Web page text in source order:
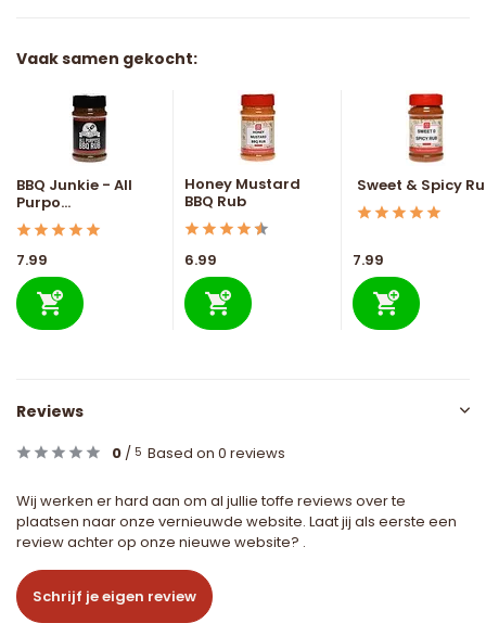
Vaak samen gekocht:
BBQ Junkie - All
Purpo...
7.99
Honey Mustard
BBQ Rub
6.99
Sweet & Spicy
7.99
Reviews
0 / 5 Based on 0 reviews
Wij werken er hard aan om al jullie toffe reviews over te
plaatsen naar onze vernieuwde website. Laat jij als eerste een
review achter op onze nieuwe website? .
Schrijf je eigen review